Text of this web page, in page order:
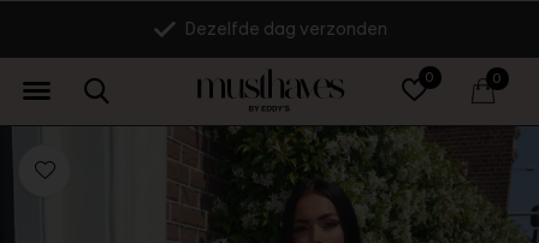
0 0
Dezelfde dag verzonden